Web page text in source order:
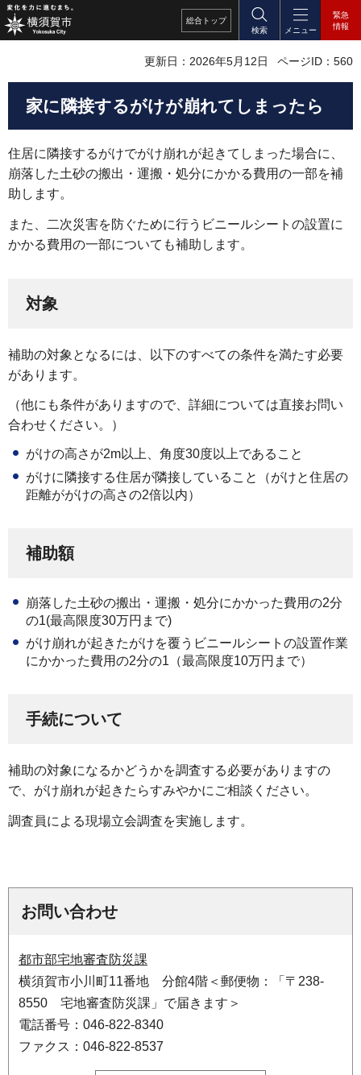
総合 トップ
検索
メニュー
緊急
情報
更新日：2026年5月12日 ページID：560
家に隣接するがけが崩れてしまったら
住居に隣接するがけでがけ崩れが起きてしまった場合に、
崩落した土砂の搬出・運搬・処分にかかる費用の一部を補
助します。
また、二次災害を防ぐために行うビニールシートの設置に
かかる費用の一部についても補助します。
対象
補助の対象となるには、以下のすべての条件を満たす必要
があります。
（他にも条件がありますので、詳細については直接お問い
合わせください。）
がけの高さが2m以上、角度30度以上であること
がけに隣接する住居が隣接していること（がけと住居の
距離ががけの高さの2倍以内）
補助額
崩落した土砂の搬出・運搬・処分にかかった費用の2分
の1(最高限度30万円まで)
がけ崩れが起きたがけを覆うビニールシートの設置作業
にかかった費用の2分の1（最高限度10万円まで）
手続について
補助の対象になるかどうかを調査する必要がありますの
で、がけ崩れが起きたらすみやかにご相談ください。
調査員による現場立会調査を実施します。
お問い合わせ
都市部宅地審査防災課
横須賀市小川町11番地 分館4階＜郵便物：「〒238-
8550 宅地審査防災課」で届きます＞
電話番号：046-822-8340
ファクス：046-822-8537